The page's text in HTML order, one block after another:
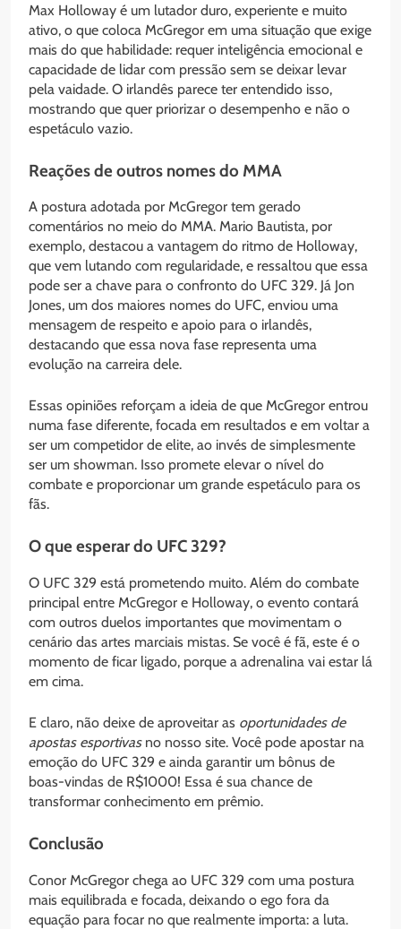
Max Holloway é um lutador duro, experiente e muito
ativo, o que coloca McGregor em uma situação que exige
mais do que habilidade: requer inteligência emocional e
capacidade de lidar com pressão sem se deixar levar
pela vaidade. O irlandês parece ter entendido isso,
mostrando que quer priorizar o desempenho e não o
espetáculo vazio.
Reações de outros nomes do MMA
A postura adotada por McGregor tem gerado
comentários no meio do MMA. Mario Bautista, por
exemplo, destacou a vantagem do ritmo de Holloway,
que vem lutando com regularidade, e ressaltou que essa
pode ser a chave para o confronto do UFC 329. Já Jon
Jones, um dos maiores nomes do UFC, enviou uma
mensagem de respeito e apoio para o irlandês,
destacando que essa nova fase representa uma
evolução na carreira dele.
Essas opiniões reforçam a ideia de que McGregor entrou
numa fase diferente, focada em resultados e em voltar a
ser um competidor de elite, ao invés de simplesmente
ser um showman. Isso promete elevar o nível do
combate e proporcionar um grande espetáculo para os
fãs.
O que esperar do UFC 329?
O UFC 329 está prometendo muito. Além do combate
principal entre McGregor e Holloway, o evento contará
com outros duelos importantes que movimentam o
cenário das artes marciais mistas. Se você é fã, este é o
momento de ficar ligado, porque a adrenalina vai estar lá
em cima.
E claro, não deixe de aproveitar as oportunidades de
apostas esportivasno nosso site. Você pode apostar na
emoção do UFC 329 e ainda garantir um bônus de
boas-vindas de R$1000! Essa é sua chance de
transformar conhecimento em prêmio.
Conclusão
Conor McGregor chega ao UFC 329 com uma postura
mais equilibrada e focada, deixando o ego fora da
equação para focar no que realmente importa: a luta.